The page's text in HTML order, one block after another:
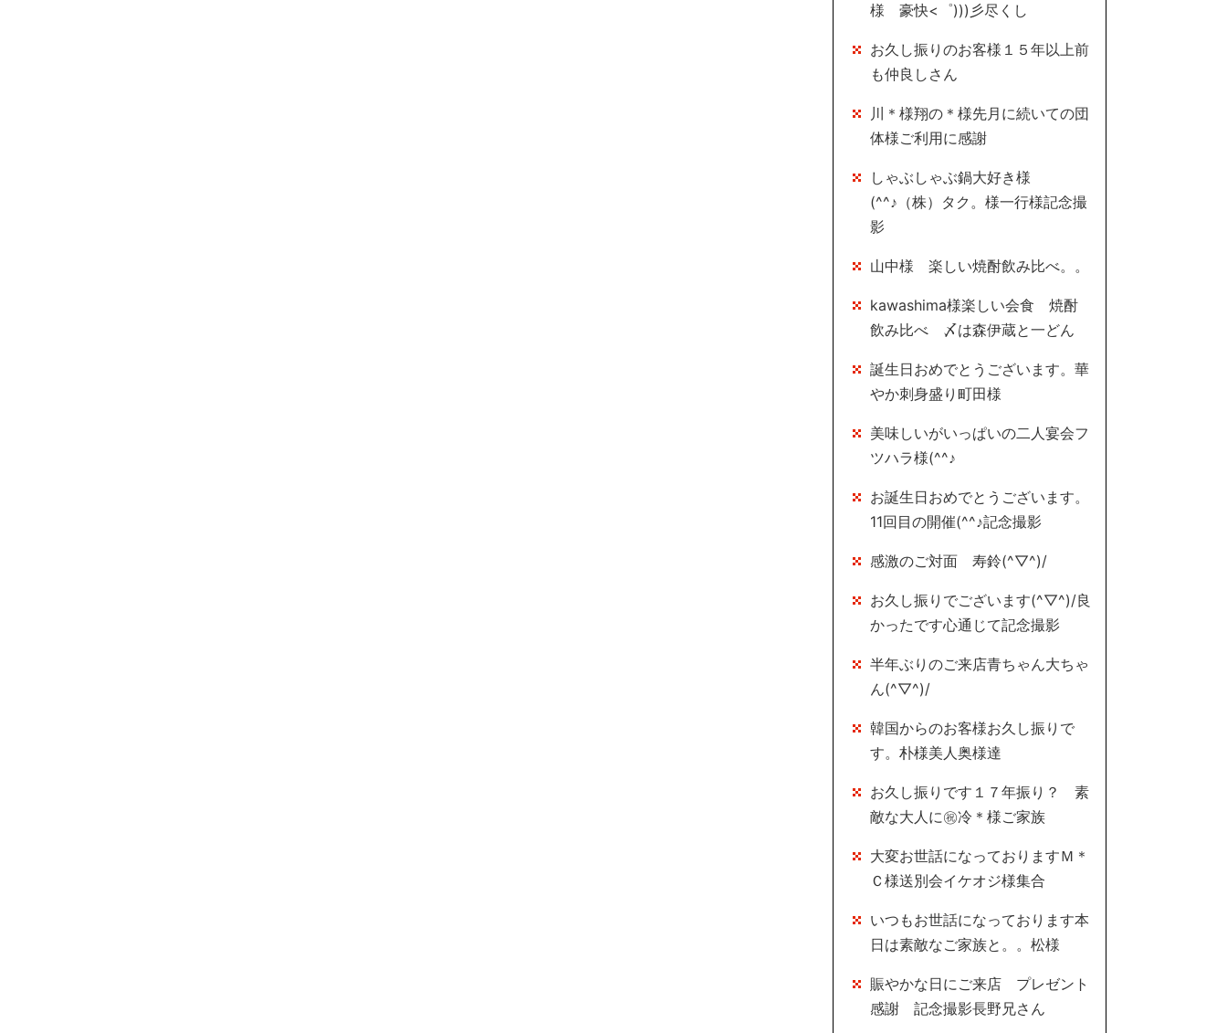
様 豪快<゜)))彡尽くし
お久し振りのお客様１５年以上前
も仲良しさん
川＊様翔の＊様先月に続いての団
体様ご利用に感謝
しゃぶしゃぶ鍋大好き様
(^^♪（株）タク。様一行様記念撮
影
山中様 楽しい焼酎飲み比べ。。
kawashima様楽しい会食 焼酎
飲み比べ 〆は森伊蔵と一どん
誕生日おめでとうございます。華
やか刺身盛り町田様
美味しいがいっぱいの二人宴会フ
ツハラ様(^^♪
お誕生日おめでとうございます。
11回目の開催(^^♪記念撮影
感激のご対面 寿鈴(^▽^)/
お久し振りでございます(^▽^)/良
かったです心通じて記念撮影
半年ぶりのご来店青ちゃん大ちゃ
ん(^▽^)/
韓国からのお客様お久し振りで
す。朴様美人奥様達
お久し振りです１７年振り？ 素
敵な大人に㊗冷＊様ご家族
大変お世話になっておりますＭ＊
Ｃ様送別会イケオジ様集合
いつもお世話になっております本
日は素敵なご家族と。。松様
賑やかな日にご来店 プレゼント
感謝 記念撮影長野兄さん